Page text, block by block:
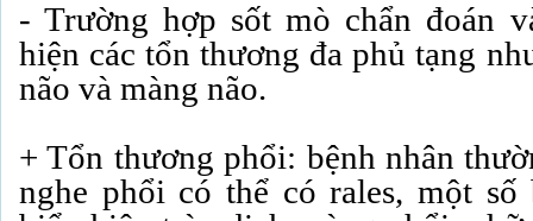
- Trường hợp sốt mò chẩn đoán
hiện các tổn thương đa phủ tạng
não và màng não.
+ Tổn thương phổi: bệnh nhân
nghe phổi có thể có rales, một số